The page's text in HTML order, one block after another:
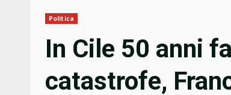
Politica
In Cile 50 anni
catastrofe,